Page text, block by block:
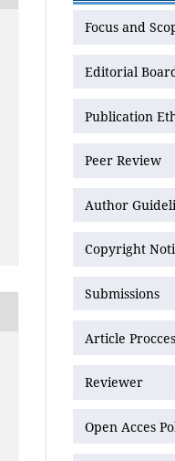
Focus and
Editorial
Publication
Peer Review
Author
Copyright
Submissions
Article
Reviewer
Open Acces